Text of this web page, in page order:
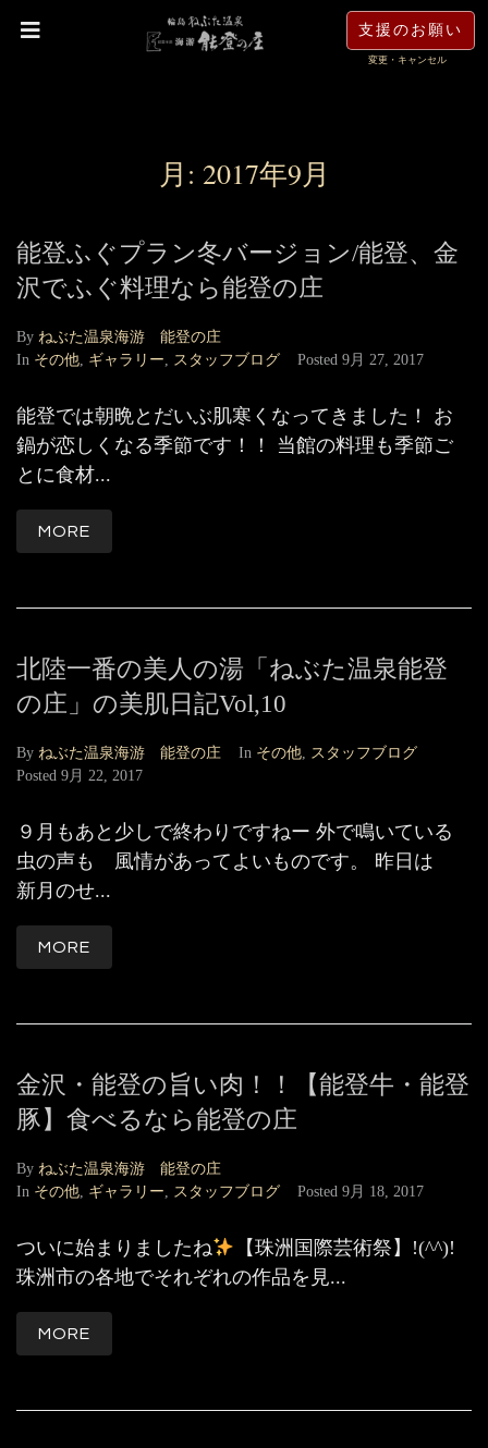
支援のお願い
変更・キャンセル
月: 2017年9月
能登ふぐプラン冬バージョン/能登、金
沢でふぐ料理なら能登の庄
By ねぶた温泉海游 能登の庄
In その他, ギャラリー, スタッフブログ Posted 9月 27, 2017
能登では朝晩とだいぶ肌寒くなってきました！ お
鍋が恋しくなる季節です！！ 当館の料理も季節ご
とに食材...
MORE
北陸一番の美人の湯「ねぶた温泉能登
の庄」の美肌日記Vol,10
By ねぶた温泉海游 能登の庄 In その他, スタッフブログ
Posted 9月 22, 2017
９月もあと少しで終わりですねー 外で鳴いている
虫の声も 風情があってよいものです。 昨日は
新月のせ...
MORE
金沢・能登の旨い肉！！【能登牛・能登
豚】食べるなら能登の庄
By ねぶた温泉海游 能登の庄
In その他, ギャラリー, スタッフブログ Posted 9月 18, 2017
ついに始まりましたね
【珠洲国際芸術祭】!(^^)!
珠洲市の各地でそれぞれの作品を見...
MORE